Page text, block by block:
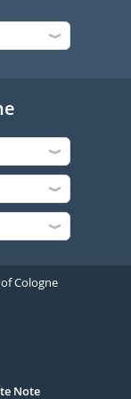
Cologne
Note